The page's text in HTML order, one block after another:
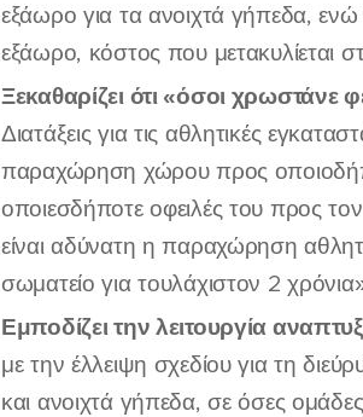
εξάωρο για τα ανοιχτά γήπεδα,
εξάωρο, κόστος που μετακυλίεται
Ξεκαθαρίζει ότι «όσοι χρωστάνε
Διατάξεις για τις αθλητικές
παραχώρηση χώρου προς
οποιεσδήποτε οφειλές του προς
είναι αδύνατη η παραχώρηση
σωματείο για τουλάχιστον 2
Εμποδίζει την λειτουργία
με την έλλειψη σχεδίου για τη
και ανοιχτά γήπεδα, σε όσες